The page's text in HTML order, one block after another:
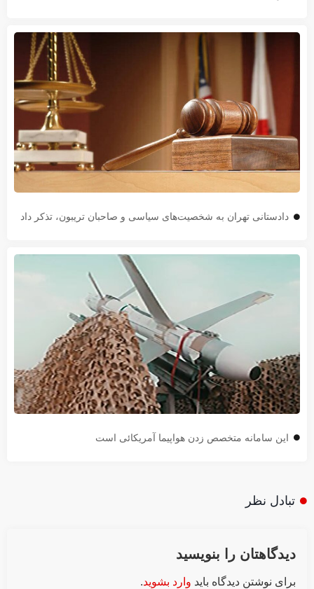
دادستانی تهران به شخصیت‌های سیاسی و صاحبان تریبون، تذکر داد
این سامانه متخصص زدن هواپیما آمریکائی است
تبادل نظر
دیدگاهتان را بنویسید
برای نوشتن دیدگاه باید وارد بشوید.